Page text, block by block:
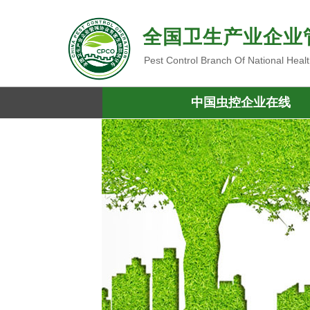
全国卫生产业企
Pest Control Branch Of National
中国虫控企业在线